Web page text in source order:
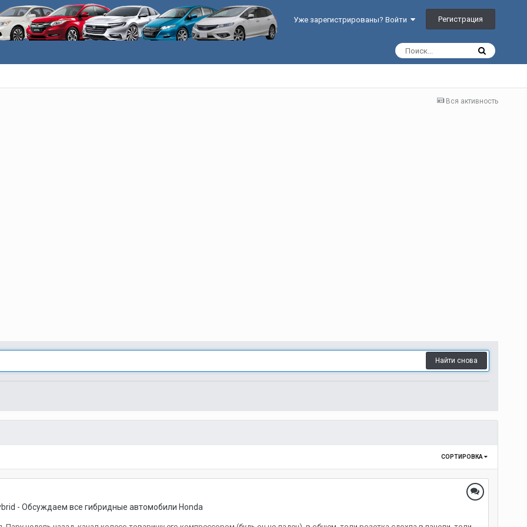
Уже зарегистрированы? Войти Регистрация
Вся активность
Найти снова
СОРТИРОВКА
- Обсуждаем все гибридные автомобили Honda